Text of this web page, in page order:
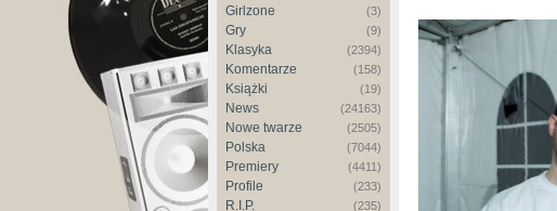
Girlzone (3)
Gry (9)
Klasyka (2394)
Komentarze (158)
Książki (19)
News (24163)
Nowe twarze (2505)
Polska (7044)
Premiery (4411)
Profile (233)
R.I.P. (235)